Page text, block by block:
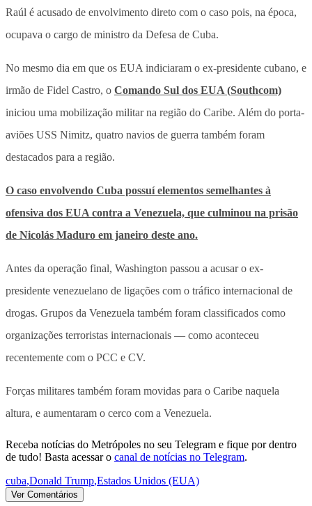
Raúl é acusado de envolvimento direto com o caso pois, na época,
ocupava o cargo de ministro da Defesa de Cuba.
No mesmo dia em que os EUA indiciaram o ex-presidente cubano, e
irmão de Fidel Castro, o Comando Sul dos EUA (Southcom)
iniciou uma mobilização militar na região do Caribe. Além do porta-
aviões USS Nimitz, quatro navios de guerra também foram
destacados para a região.
O caso envolvendo Cuba possuí elementos semelhantes à
ofensiva dos EUA contra a Venezuela, que culminou na prisão
de Nicolás Maduro em janeiro deste ano.
Antes da operação final, Washington passou a acusar o ex-
presidente venezuelano de ligações com o tráfico internacional de
drogas. Grupos da Venezuela também foram classificados como
organizações terroristas internacionais — como aconteceu
recentemente com o PCC e CV.
Forças militares também foram movidas para o Caribe naquela
altura, e aumentaram o cerco com a Venezuela.
Receba notícias do Metrópoles no seu Telegram e fique por dentro
de tudo! Basta acessar o canal de notícias no Telegram.
cuba,Donald Trump,Estados Unidos (EUA)
Ver Comentários